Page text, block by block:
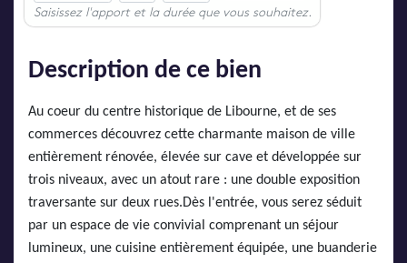
Description de ce bien
Au coeur du centre historique de Libourne, et de ses
commerces découvrez cette charmante maison de ville
entièrement rénovée, élevée sur cave et développée sur
trois niveaux, avec un atout rare : une double exposition
traversante sur deux rues.Dès l'entrée, vous serez séduit
par un espace de vie convivial comprenant un séjour
lumineux, une cuisine entièrement équipée, une buanderie